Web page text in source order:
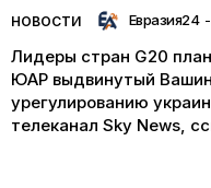
НОВОСТИ Евразия24 -
Лидеры стран G20
ЮАР выдвинутый
урегулированию
телеканал Sky News,